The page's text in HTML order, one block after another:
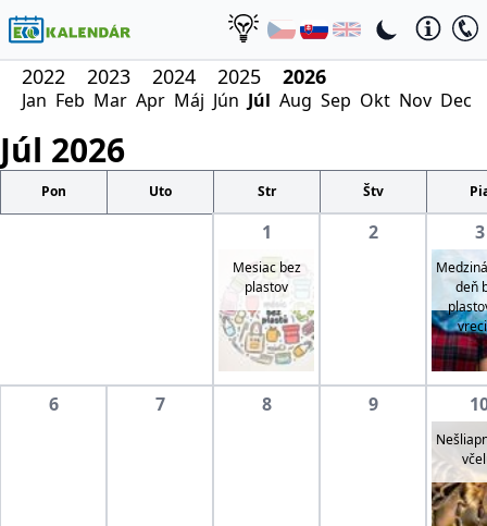
2022 2023 2024 2025 2026
Jan Feb Mar Apr Máj Jún Júl Aug Sep Okt Nov Dec
Júl 2026
Pon Uto Str Štv
1
Mesiac bez
plastov
2 3
deň
6 7 8 9